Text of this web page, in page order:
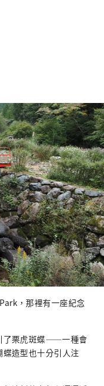
，那裡有一座紀念
了栗虎斑蝶——一種會
造型也十分引人注